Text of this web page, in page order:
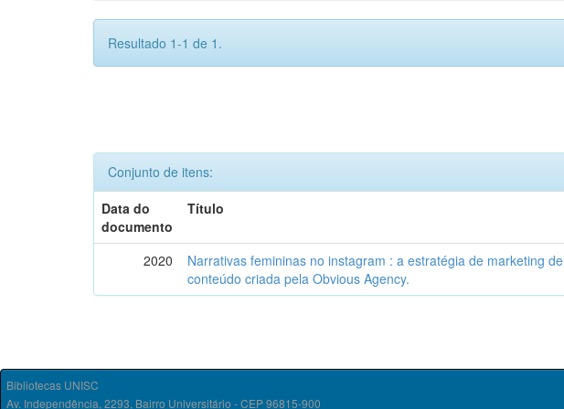
Resultado 1-1 de 1.
Conjunto de itens:
Data do
documento
Título
2020
Narrativas femininas no instagram : a estratégia de marketing de
conteúdo criada pela Obvious Agency.
Bibliotecas UNISC
Av. Independência, 2293, Bairro Universitário - CEP 96815-900